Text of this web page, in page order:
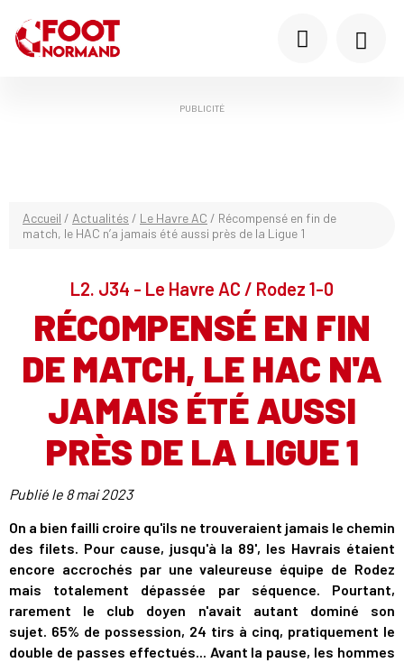
PUBLICITÉ
Accueil / Actualités / Le Havre AC / Récompensé en fin de
match, le HAC n’a jamais été aussi près de la Ligue 1
L2. J34 - Le Havre AC / Rodez 1-0
RÉCOMPENSÉ EN FIN
DE MATCH, LE HAC N'A
JAMAIS ÉTÉ AUSSI
PRÈS DE LA LIGUE 1
Publié le 8 mai 2023
On a bien failli croire qu'ils ne trouveraient jamais le chemin
des filets. Pour cause, jusqu'à la 89', les Havrais étaient
encore accrochés par une valeureuse équipe de Rodez
mais totalement dépassée par séquence. Pourtant,
rarement le club doyen n'avait autant dominé son
sujet. 65% de possession, 24 tirs à cinq, pratiquement le
double de passes effectués... Avant la pause, les hommes